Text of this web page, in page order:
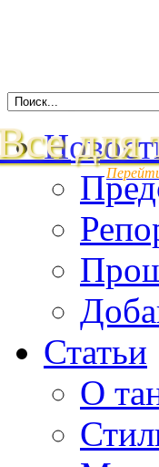
для
Статьи
О